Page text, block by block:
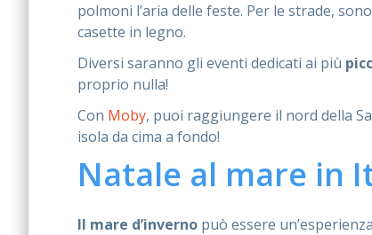
polmoni l’aria delle feste. Per le strade,
casette in legno.
Diversi saranno gli eventi dedicati ai più
proprio nulla!
Con Moby, puoi raggiungere il nord della
isola da cima a fondo!
Natale al mare in
Il mare d’inverno può essere